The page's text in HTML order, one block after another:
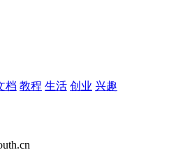
档 教程 生活 创业 兴趣